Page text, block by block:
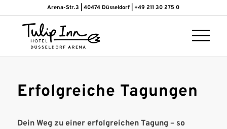
Arena-Str.3 | 40474 Düsseldorf | +49 211 30 275 0
Erfolgreiche Tagungen
Dein Weg zu einer erfolgreichen Tagung – so